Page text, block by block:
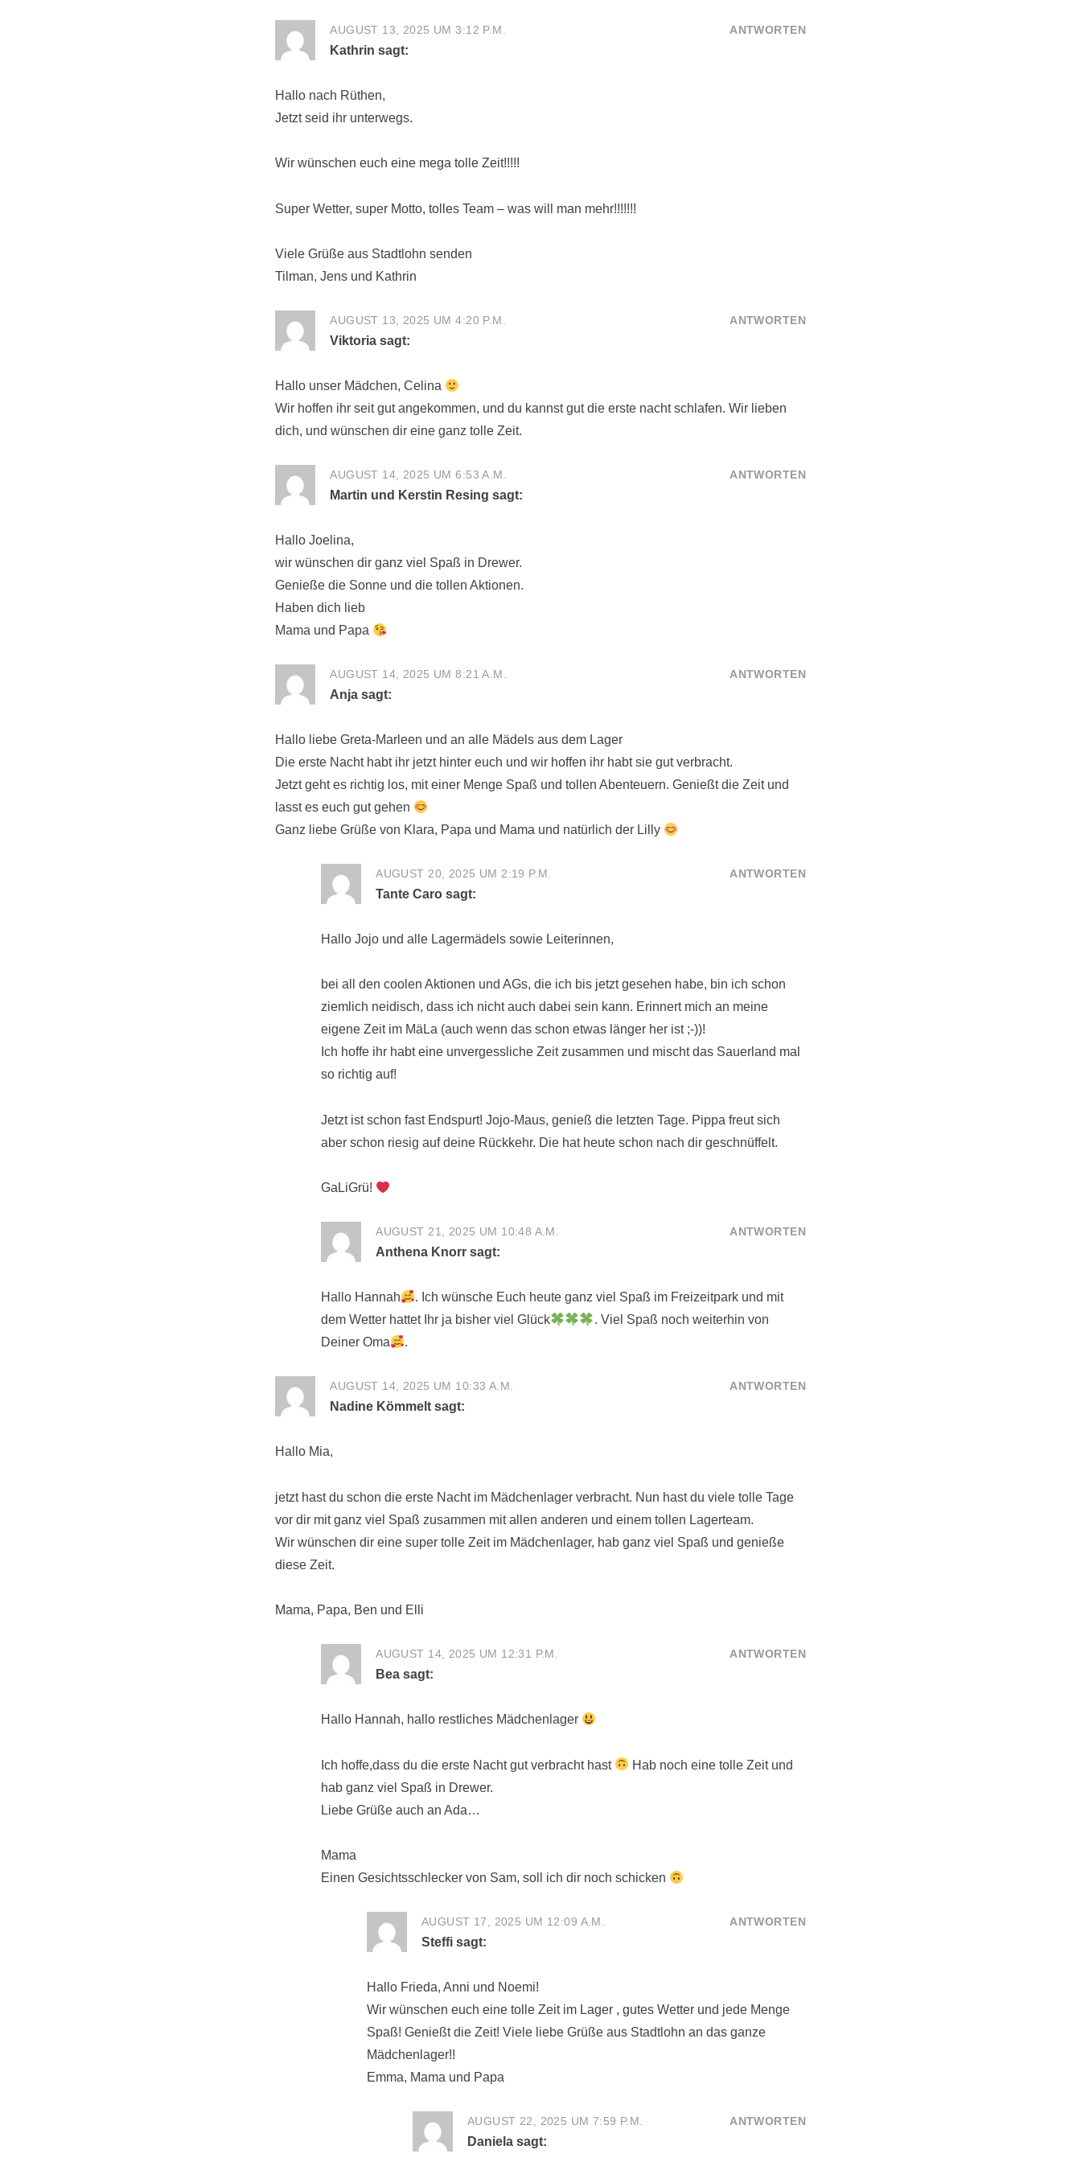
AUGUST 13, 2025 UM 3:12 P.M. ANTWORTEN
Kathrin sagt:
Hallo nach Rüthen,
Jetzt seid ihr unterwegs.
Wir wünschen euch eine mega tolle Zeit!!!!!
Super Wetter, super Motto, tolles Team – was will man mehr!!!!!!!
Viele Grüße aus Stadtlohn senden
Tilman, Jens und Kathrin
AUGUST 13, 2025 UM 4:20 P.M. ANTWORTEN
Viktoria sagt:
Hallo unser Mädchen, Celina
Wir hoffen ihr seit gut angekommen, und du kannst gut die erste nacht schlafen. Wir lieben
dich, und wünschen dir eine ganz tolle Zeit.
AUGUST 14, 2025 UM 6:53 A.M. ANTWORTEN
Martin und Kerstin Resing sagt:
Hallo Joelina,
wir wünschen dir ganz viel Spaß in Drewer.
Genieße die Sonne und die tollen Aktionen.
Haben dich lieb
Mama und Papa
AUGUST 14, 2025 UM 8:21 A.M. ANTWORTEN
Anja sagt:
Hallo liebe Greta-Marleen und an alle Mädels aus dem Lager
Die erste Nacht habt ihr jetzt hinter euch und wir hoffen ihr habt sie gut verbracht.
Jetzt geht es richtig los, mit einer Menge Spaß und tollen Abenteuern. Genießt die Zeit und
lasst es euch gut gehen
Ganz liebe Grüße von Klara, Papa und Mama und natürlich der Lilly
AUGUST 20, 2025 UM 2:19 P.M. ANTWORTEN
Tante Caro sagt:
Hallo Jojo und alle Lagermädels sowie Leiterinnen,
bei all den coolen Aktionen und AGs, die ich bis jetzt gesehen habe, bin ich schon
ziemlich neidisch, dass ich nicht auch dabei sein kann. Erinnert mich an meine
eigene Zeit im MäLa (auch wenn das schon etwas länger her ist ;-))!
Ich hoffe ihr habt eine unvergessliche Zeit zusammen und mischt das Sauerland mal
so richtig auf!
Jetzt ist schon fast Endspurt! Jojo-Maus, genieß die letzten Tage. Pippa freut sich
aber schon riesig auf deine Rückkehr. Die hat heute schon nach dir geschnüffelt.
GaLiGrü!
AUGUST 21, 2025 UM 10:48 A.M. ANTWORTEN
Anthena Knorr sagt:
Hallo Hannah
. Ich wünsche Euch heute ganz viel Spaß im Freizeitpark und mit
dem Wetter hattet Ihr ja bisher viel Glück
. Viel Spaß noch weiterhin von
Deiner Oma
.
AUGUST 14, 2025 UM 10:33 A.M. ANTWORTEN
Nadine Kömmelt sagt:
Hallo Mia,
jetzt hast du schon die erste Nacht im Mädchenlager verbracht. Nun hast du viele tolle Tage
vor dir mit ganz viel Spaß zusammen mit allen anderen und einem tollen Lagerteam.
Wir wünschen dir eine super tolle Zeit im Mädchenlager, hab ganz viel Spaß und genieße
diese Zeit.
Mama, Papa, Ben und Elli
AUGUST 14, 2025 UM 12:31 P.M. ANTWORTEN
Bea sagt:
Hallo Hannah, hallo restliches Mädchenlager
Ich hoffe,dass du die erste Nacht gut verbracht hast
Hab noch eine tolle Zeit und
hab ganz viel Spaß in Drewer.
Liebe Grüße auch an Ada…
Mama
Einen Gesichtsschlecker von Sam, soll ich dir noch schicken
AUGUST 17, 2025 UM 12:09 A.M. ANTWORTEN
Steffi sagt:
Hallo Frieda, Anni und Noemi!
Wir wünschen euch eine tolle Zeit im Lager , gutes Wetter und jede Menge
Spaß! Genießt die Zeit! Viele liebe Grüße aus Stadtlohn an das ganze
Mädchenlager!!
Emma, Mama und Papa
AUGUST 22, 2025 UM 7:59 P.M. ANTWORTEN
Daniela sagt: